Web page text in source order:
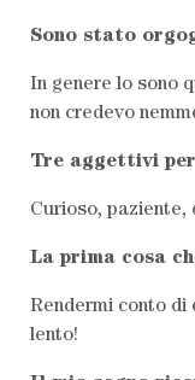
Sono stato
In genere lo sono
non credevo
Tre aggettivi
Curioso, paziente,
La prima cosa
Rendermi conto
lento!